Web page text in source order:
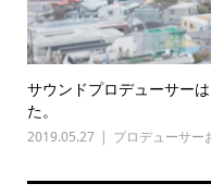
サウンドプロデューサー
た。
2019.05.27 プロデューサー